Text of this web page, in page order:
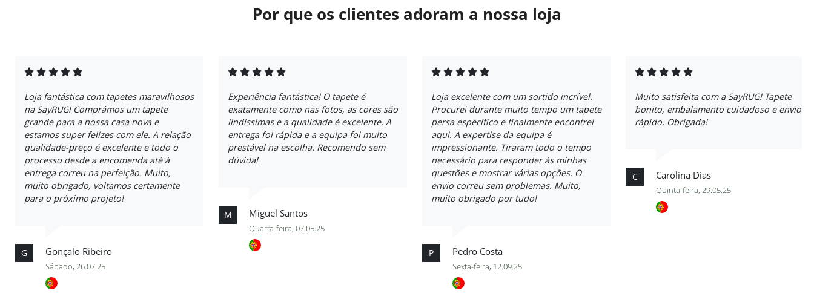
Por que os clientes adoram a nossa loja
Loja fantástica com tapetes maravilhosos
na SayRUG! Comprámos um tapete
grande para a nossa casa nova e
estamos super felizes com ele. A relação
qualidade-preço é excelente e todo o
processo desde a encomenda até à
entrega correu na perfeição. Muito,
muito obrigado, voltamos certamente
para o próximo projeto!
G Gonçalo Ribeiro
Sábado, 26.07.25
Experiência fantástica! O tapete é
exatamente como nas fotos, as cores são
lindíssimas e a qualidade é excelente. A
entrega foi rápida e a equipa foi muito
prestável na escolha. Recomendo sem
dúvida!
M Miguel Santos
Quarta-feira, 07.05.25
Loja excelente com um sortido incrível.
Procurei durante muito tempo um tapete
persa específico e finalmente encontrei
aqui. A expertise da equipa é
impressionante. Tiraram todo o tempo
necessário para responder às minhas
questões e mostrar várias opções. O
envio correu sem problemas. Muito,
muito obrigado por tudo!
P Pedro Costa
Sexta-feira, 12.09.25
Muito satisfeita com a SayRUG! Tapete
bonito, embalamento cuidadoso e envio
rápido. Obrigada!
C Carolina Dias
Quinta-feira, 29.05.25